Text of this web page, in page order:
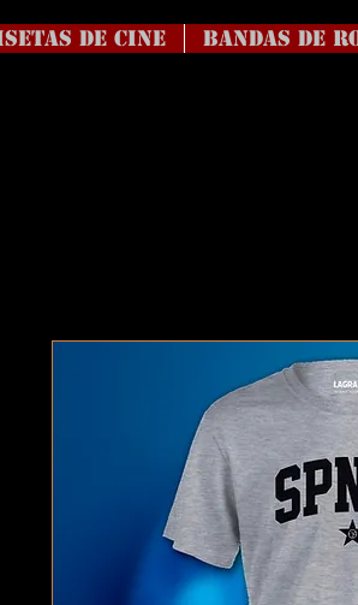
de Cine BANDAS DE